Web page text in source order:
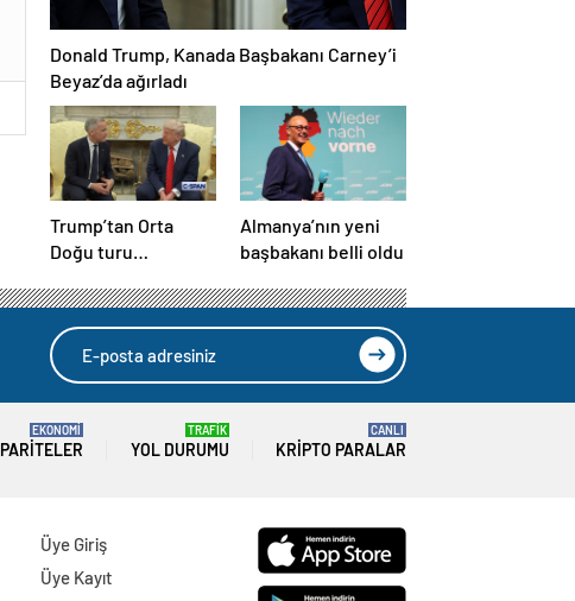
Donald Trump, Kanada Başbakanı Carney’i
Beyaz’da ağırladı
Trump’tan Orta
Doğu turu
Büyük bir duyuru
yapacağız
Almanya’nın yeni
başbakanı belli oldu
PARITELER
EKONOMİ
YOL DURUMU
TRAFİK
KRIPTO PARALAR
CANLI
Üye Giriş
Üye Kayıt